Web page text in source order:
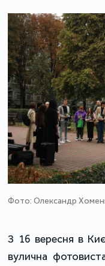
Фото: Олександр
З 16 вересня в
вулична